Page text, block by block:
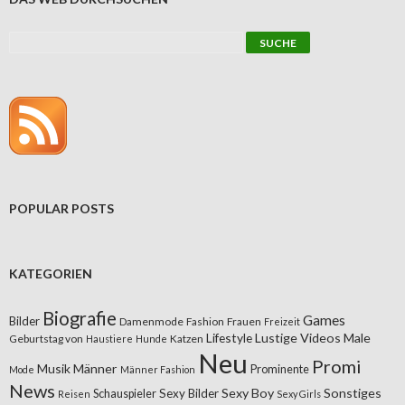
POPULAR POSTS
KATEGORIEN
Bilder Biografie Damenmode Fashion Frauen Freizeit Games
Geburtstag von Haustiere Hunde Katzen LifestyleLustige Videos Male
Mode MusikMänner Männer Fashion Neu Prominente Promi
News Reisen Schauspieler Sexy BilderSexy Boy Sexy Girls Sonstiges